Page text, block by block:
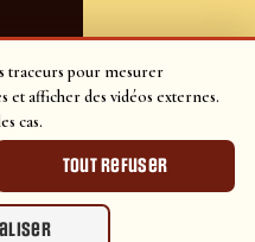
traceurs pour mesurer
et afficher des vidéos externes.
cas.
Tout refuser